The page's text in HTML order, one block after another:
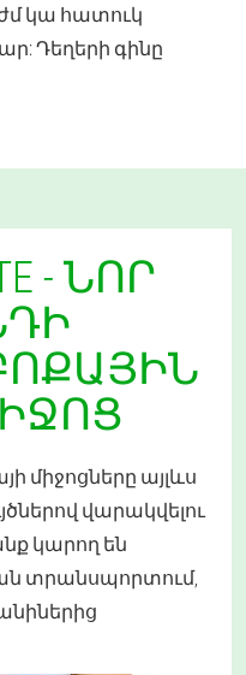
կա հատուկ
Դեղերի գինը
- ՆՈՐ
միջոցները այլևս
վարակվելու
կարող են
տրանսպորտում,